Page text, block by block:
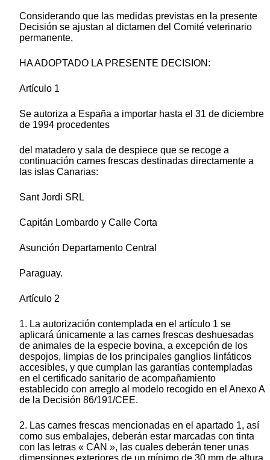
Considerando que las medidas previstas en la presente
Decisión se ajustan al dictamen del Comité veterinario
permanente,
HA ADOPTADO LA PRESENTE DECISION:
Artículo 1
Se autoriza a España a importar hasta el 31 de diciembre
de 1994 procedentes
del matadero y sala de despiece que se recoge a
continuación carnes frescas destinadas directamente a
las islas Canarias:
Sant Jordi SRL
Capitán Lombardo y Calle Corta
Asunción Departamento Central
Paraguay.
Artículo 2
1. La autorización contemplada en el artículo 1 se
aplicará únicamente a las carnes frescas deshuesadas
de animales de la especie bovina, a excepción de los
despojos, limpias de los principales ganglios linfáticos
accesibles, y que cumplan las garantías contempladas
en el certificado sanitario de acompañamiento
establecido con arreglo al modelo recogido en el Anexo A
de la Decisión 86/191/CEE.
2. Las carnes frescas mencionadas en el apartado 1, así
como sus embalajes, deberán estar marcadas con tinta
con las letras « CAN », las cuales deberán tener unas